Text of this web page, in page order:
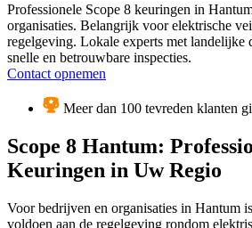
Professionele Scope 8 keuringen in
organisaties. Belangrijk voor elektrische
regelgeving. Lokale experts met landelijke
snelle en betrouwbare inspecties.
Contact opnemen
Meer dan 100 tevreden klanten
Scope 8 Hantum:
Keuringen in Uw Regio
Voor bedrijven en organisaties in Hantum
voldoen aan de regelgeving rondom